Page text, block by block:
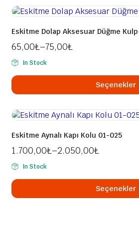
ürünün
birden
fazla
varyasyonu
var.
Seçenekler
ürün
sayfasından
seçilebilir
Eskitme Dolap Aksesuar Düğme
65,00₺–75,00₺
In Stock
Seçenekler
ürünün
birden
fazla
varyasyonu
var.
Seçenekler
ürün
sayfasından
seçilebilir
Eskitme Aynalı Kapı Kolu 01-025
1.700,00₺–2.050,00₺
In Stock
Seçenekler